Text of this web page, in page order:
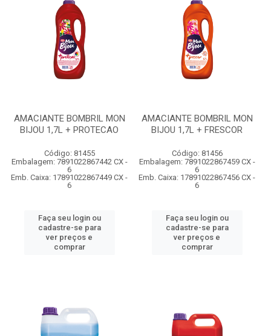
AMACIANTE BOMBRIL MON
BIJOU 1,7L + PROTECAO
Código: 81455
Embalagem: 7891022867442 CX -
6
Emb. Caixa: 17891022867449 CX -
6
Faça seu login ou
cadastre-se para
ver preços e
comprar
AMACIANTE BOMBRIL MON
BIJOU 1,7L + FRESCOR
Código: 81456
Embalagem: 7891022867459 CX -
6
Emb. Caixa: 17891022867456 CX -
6
Faça seu login ou
cadastre-se para
ver preços e
comprar